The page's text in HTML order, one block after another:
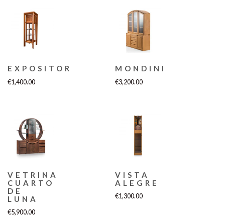
EXPOSITOR
€1,400.00
MONDINI
€3,200.00
VETRINA
CUARTO
DE
LUNA
€5,900.00
VISTA
ALEGRE
€1,300.00